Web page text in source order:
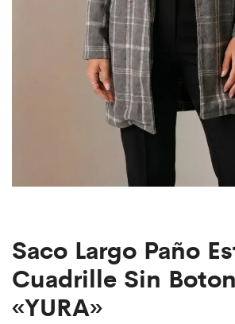
Saco Largo Paño
Cuadrille Sin
«YURA»